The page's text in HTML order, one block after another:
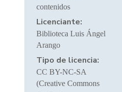
contenidos
Licenciante:
Biblioteca Luis Ángel
Arango
Tipo de licencia:
CC BY-NC-SA
(Creative Commons